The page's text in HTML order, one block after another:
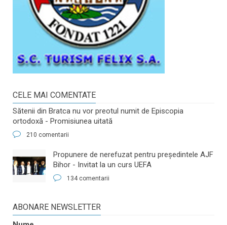
CELE MAI COMENTATE
Sătenii din Bratca nu vor preotul numit de Episcopia
ortodoxă - Promisiunea uitată
210 comentarii
​Propunere de nerefuzat pentru preşedintele AJF
Bihor - Invitat la un curs UEFA
134 comentarii
ABONARE NEWSLETTER